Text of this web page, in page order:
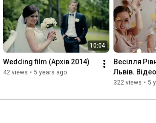
#followme#nature#lol#dog#hair
#swag#throwbackthursday#instagood
#friends#hot#funny #blue#life#art
#pink#bestoftheday#clouds
#amazing#instagramanet#like #all_shots
#family
#instago #igaddict #awesome #girls
#bored #baby #music #red #green #water
#bestoftheday
#black #white #yum
10:04
Wedding film (Архів 2014)
42 views • 5 years ago
Весілля
Львів.
Чернівці,
322 views • 5